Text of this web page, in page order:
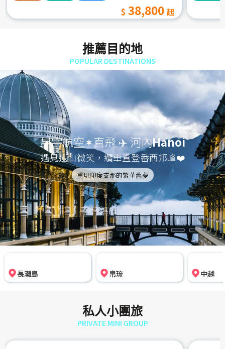
38,800
推薦目的地
POPULAR DESTINATIONS
星宇航空✶直飛 ✈️ 河內Hanoi
遇見遠山微笑，纜車直登番西邦峰❤️
重現印度支那的繁華舊夢
長灘島 帛琉 中越
私人小團旅
PRIVATE MINI GROUP